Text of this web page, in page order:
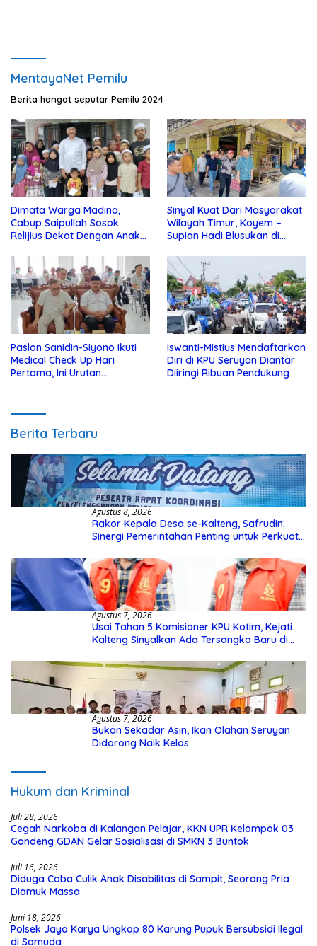
MentayaNet Pemilu
Berita hangat seputar Pemilu 2024
Dimata Warga Madina,
Cabup Saipullah Sosok
Relijius Dekat Dengan Anak
Sinyal Kuat Dari Masyarakat
Wilayah Timur, Koyem –
Supian Hadi Blusukan di
Paslon Sanidin-Siyono Ikuti
Medical Check Up Hari
Pertama, Ini Urutan
Iswanti-Mistius Mendaftarkan
Diri di KPU Seruyan Diantar
Diiringi Ribuan Pendukung
Berita Terbaru
Agustus 8, 2026
Rakor Kepala Desa se-Kalteng, Safrudin:
Sinergi Pemerintahan Penting untuk Perkuat
Agustus 7, 2026
Usai Tahan 5 Komisioner KPU Kotim, Kejati
Kalteng Sinyalkan Ada Tersangka Baru di
Agustus 7, 2026
Bukan Sekadar Asin, Ikan Olahan Seruyan
Didorong Naik Kelas
Hukum dan Kriminal
Juli 28, 2026
Cegah Narkoba di Kalangan Pelajar, KKN UPR Kelompok 03
Gandeng GDAN Gelar Sosialisasi di SMKN 3 Buntok
Juli 16, 2026
Diduga Coba Culik Anak Disabilitas di Sampit, Seorang Pria
Diamuk Massa
Juni 18, 2026
Polsek Jaya Karya Ungkap 80 Karung Pupuk Bersubsidi Ilegal
di Samuda